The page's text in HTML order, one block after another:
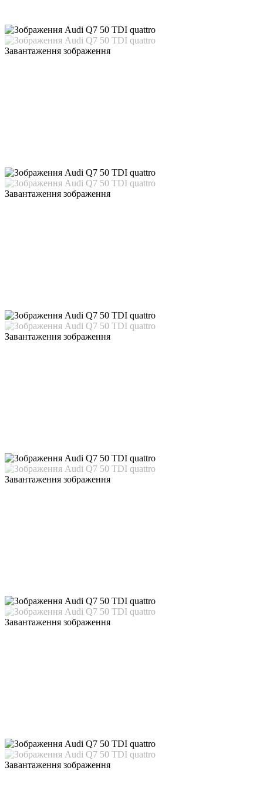
Завантаження зображення
Завантаження зображення
Завантаження зображення
Завантаження зображення
Завантаження зображення
Завантаження зображення